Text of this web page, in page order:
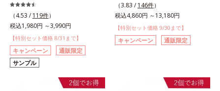
（4.53 / 119件）
税込1,980円 ～3,990円
【特別セット価格 8/31まで】
キャンペーン
通販限定
サンプル
（3.83 / 146件）
税込4,860円 ～13,180円
【特別セット価格 9/30まで】
キャンペーン 通販限定